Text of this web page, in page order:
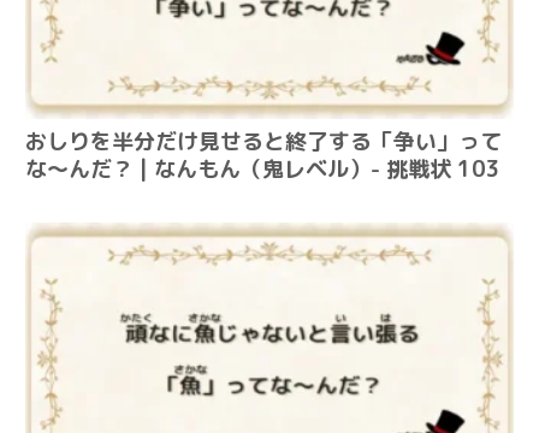
おしりを半分だけ見せると終了する「争い」って
な～んだ？ | なんもん（鬼レベル）- 挑戦状 103